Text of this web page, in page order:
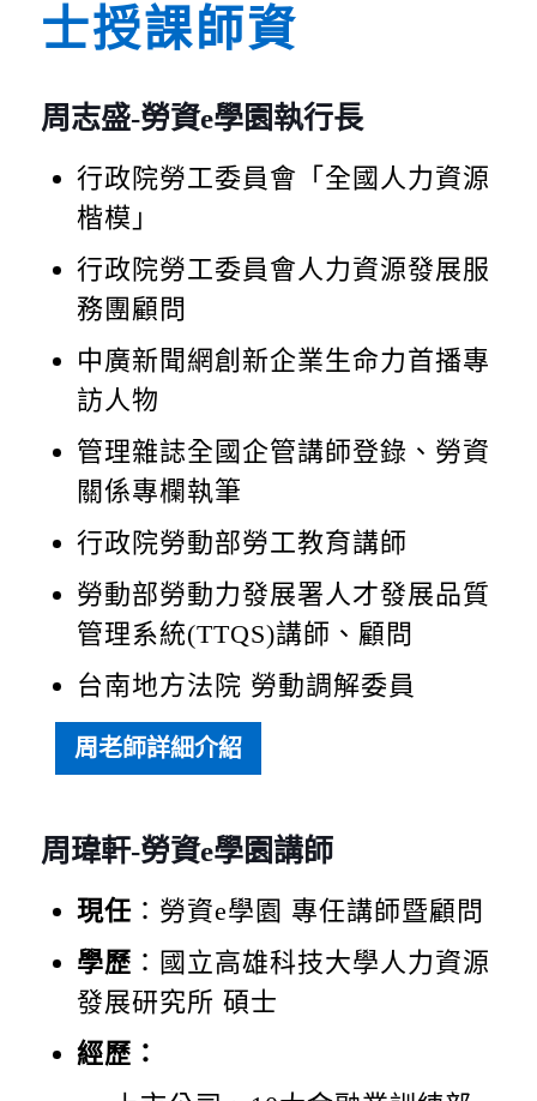
士授課師資
周志盛-勞資e學園執行長
行政院勞工委員會「全國人力資源
楷模」
行政院勞工委員會人力資源發展服
務團顧問
中廣新聞網創新企業生命力首播專
訪人物
管理雜誌全國企管講師登錄、勞資
關係專欄執筆
行政院勞動部勞工教育講師
勞動部勞動力發展署人才發展品質
管理系統(TTQS)講師、顧問
台南地方法院 勞動調解委員
周老師詳細介紹
周瑋軒-勞資e學園講師
現任：勞資e學園 專任講師暨顧問
學歷 ：國立高雄科技大學人力資源
發展研究所 碩士
經歷：